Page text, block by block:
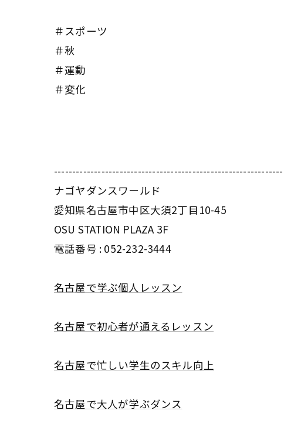
＃スポーツ
＃秋
＃運動
＃変化
ナゴヤダンスワールド
愛知県名古屋市中区大須2丁目10-45
OSU STATION PLAZA 3F
電話番号 : 052-232-3444
名古屋で学ぶ個人レッスン
名古屋で初心者が通えるレッスン
名古屋で忙しい学生のスキル向上
名古屋で大人が学ぶダンス